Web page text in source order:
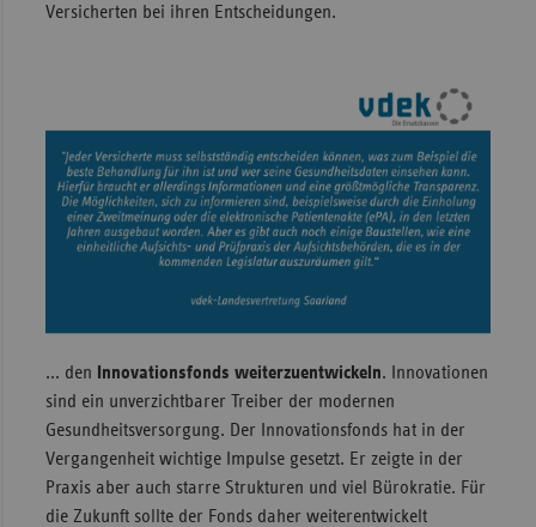
Versicherten bei ihren Entscheidungen.
... den Innovationsfonds weiterzuentwickeln. Innovationen
sind ein unverzichtbarer Treiber der modernen
Gesundheitsversorgung. Der Innovationsfonds hat in der
Vergangenheit wichtige Impulse gesetzt. Er zeigte in der
Praxis aber auch starre Strukturen und viel Bürokratie. Für
die Zukunft sollte der Fonds daher weiterentwickelt